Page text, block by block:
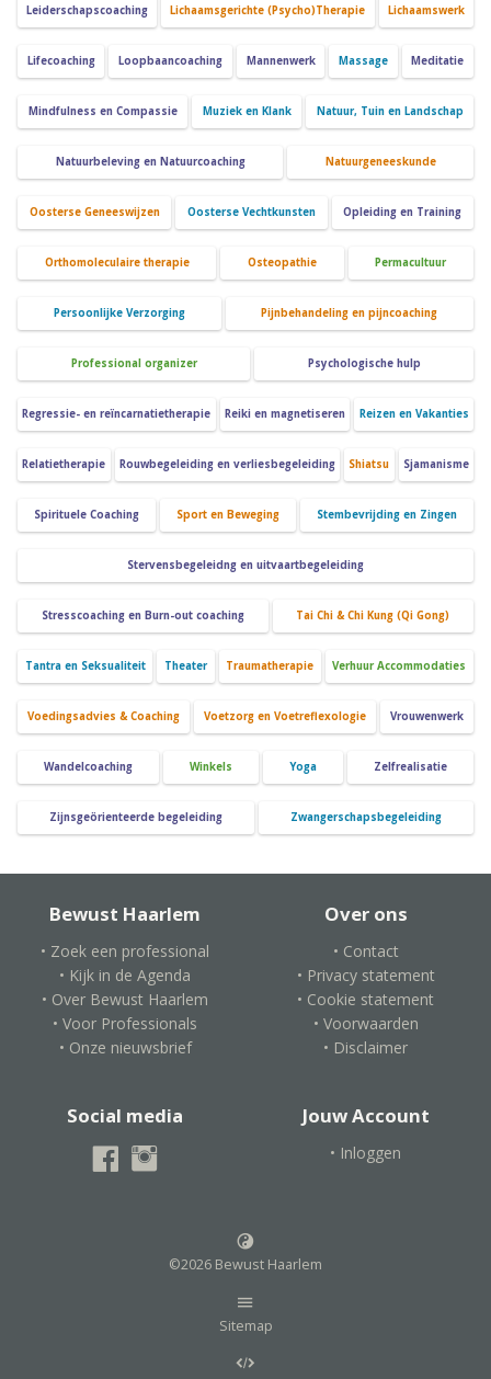
Leiderschapscoaching Lichaamsgerichte (Psycho)Therapie Lichaamswerk
Lifecoaching Loopbaancoaching Mannenwerk Massage Meditatie
Mindfulness en Compassie Muziek en Klank Natuur, Tuin en Landschap
Natuurbeleving en Natuurcoaching Natuurgeneeskunde
Oosterse Geneeswijzen Oosterse Vechtkunsten Opleiding en Training
Orthomoleculaire therapie Osteopathie Permacultuur
Persoonlijke Verzorging Pijnbehandeling en pijncoaching
Professional organizer Psychologische hulp
Regressie- en reïncarnatietherapie Reiki en magnetiseren Reizen en Vakanties
Relatietherapie Rouwbegeleiding en verliesbegeleiding Shiatsu Sjamanisme
Spirituele Coaching Sport en Beweging Stembevrijding en Zingen
Stervensbegeleidng en uitvaartbegeleiding
Stresscoaching en Burn-out coaching Tai Chi & Chi Kung (Qi Gong)
Tantra en Seksualiteit Theater Traumatherapie Verhuur Accommodaties
Voedingsadvies & Coaching Voetzorg en Voetreflexologie Vrouwenwerk
Wandelcoaching Winkels Yoga Zelfrealisatie
Zijnsgeörienteerde begeleiding Zwangerschapsbegeleiding
Bewust Haarlem
• Zoek een professional
• Kijk in de Agenda
• Over Bewust Haarlem
• Voor Professionals
• Onze nieuwsbrief
Over ons
• Contact
• Privacy statement
• Cookie statement
• Voorwaarden
• Disclaimer
Social media Jouw Account
• Inloggen
©2026 Bewust Haarlem
Sitemap